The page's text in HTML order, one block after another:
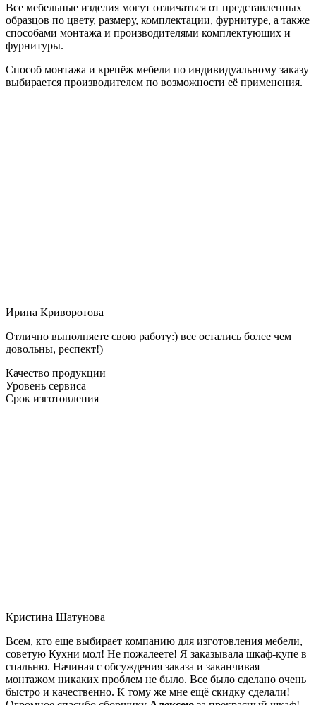
Все мебельные изделия могут отличаться от представленных
образцов по цвету, размеру, комплектации, фурнитуре, а также
способами монтажа и производителями комплектующих и
фурнитуры.
Способ монтажа и крепёж мебели по индивидуальному заказу
выбирается производителем по возможности её применения.
Ирина Криворотова
Отлично выполняете свою работу:) все остались более чем
довольны, респект!)
Качество продукции
Уровень сервиса
Срок изготовления
Кристина Шатунова
Всем, кто еще выбирает компанию для изготовления мебели,
советую Кухни мол! Не пожалеете! Я заказывала шкаф-купе в
спальню. Начиная с обсуждения заказа и заканчивая
монтажом никаких проблем не было. Все было сделано очень
быстро и качественно. К тому же мне ещё скидку сделали!